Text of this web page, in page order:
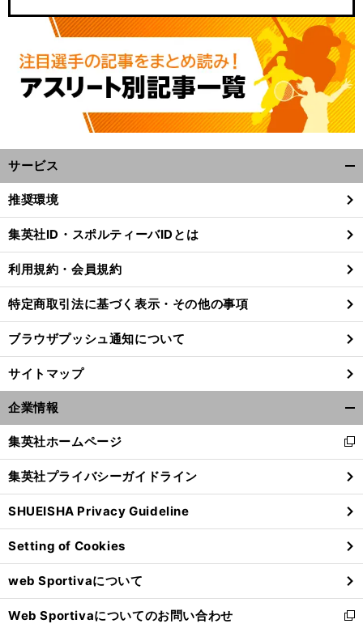
横
・
サービス
閉
る
推奨環境
集英社ID・スポルティーバIDとは
利用規約・会員規約
特定商取引法に基づく表示・その他の事項
ブラウザプッシュ通知について
サイトマップ
企業情報
閉
る
集英社ホームページ
新
し
い
ウ
ィ
ン
ド
ウ
で
開
く
集英社プライバシーガイドライン
SHUEISHA Privacy Guideline
Setting of Cookies
web Sportivaについて
Web Sportivaについてのお問い合わせ
新